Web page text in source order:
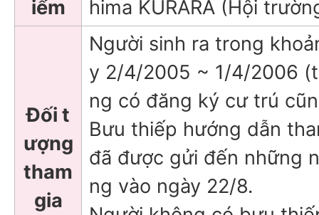
iểm
hima KURARA (Hội
Đối t
ượng
tham
gia
Người sinh ra trong
y 2/4/2005 ~ 1/4/2006
ng có đăng ký cư trú
Bưu thiếp hướng dẫn
đã được gửi đến những
ng vào ngày 22/8.